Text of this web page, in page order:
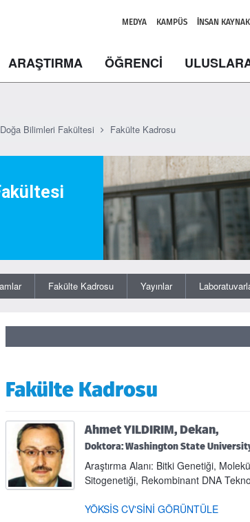
MEDYA KAMPÜS İNSAN
ARAŞTIRMA ÖĞRENCİ
Bilimleri Fakültesi Fakülte Kadrosu
Fakülte Kadrosu Yayınlar
Fakülte Kadrosu
Ahmet YILDIRIM, Dekan,
Doktora: Washington State
Araştırma Alanı: Bitki Genetiği,
Sitogenetiği, Rekombinant DNA
YÖKSİS CV'SİNİ GÖRÜNTÜLE